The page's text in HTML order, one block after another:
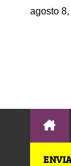
agosto